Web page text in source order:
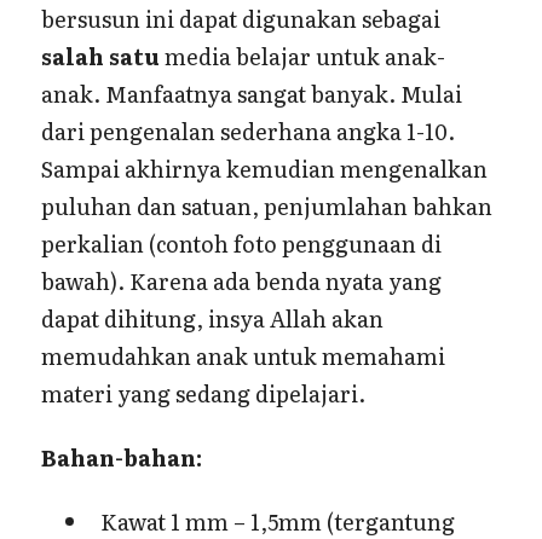
bersusun ini dapat digunakan sebagai
salah satumedia belajar untuk anak-
anak. Manfaatnya sangat banyak. Mulai
dari pengenalan sederhana angka 1-10.
Sampai akhirnya kemudian mengenalkan
puluhan dan satuan, penjumlahan bahkan
perkalian (contoh foto penggunaan di
bawah). Karena ada benda nyata yang
dapat dihitung, insya Allah akan
memudahkan anak untuk memahami
materi yang sedang dipelajari.
Bahan-bahan:
Kawat 1 mm – 1,5mm (tergantung